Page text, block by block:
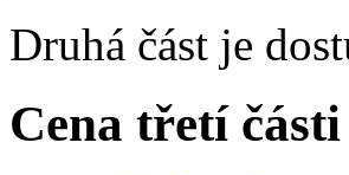
Druhá část je
Cena třetí